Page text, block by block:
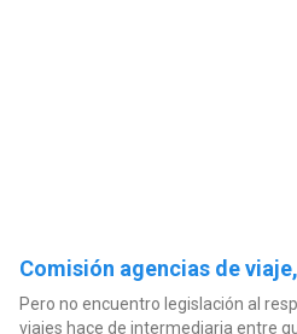
Comisión agencias de
Pero no encuentro legislación al
viajes hace de intermediaria entre